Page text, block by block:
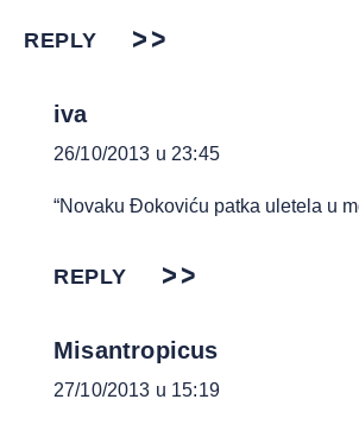
REPLY
iva
26/10/2013 u 23:45
“Novaku Đokoviću patka uletela u
REPLY
Misantropicus
27/10/2013 u 15:19